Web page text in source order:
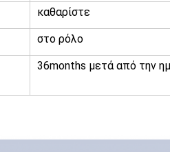
καθαρίστε
στο ρόλο
36months μετά από την